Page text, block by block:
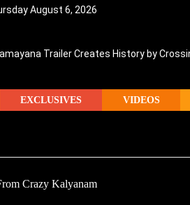
August 6, 2026
Trailer Creates History by
EXCLUSIVES VIDEOS
Crazy Kalyanam